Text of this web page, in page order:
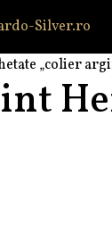
„colier